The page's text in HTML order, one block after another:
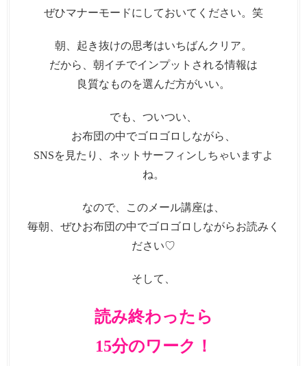
ぜひマナーモードにしておいてください。笑
朝、起き抜けの思考はいちばんクリア。
だから、朝イチでインプットされる情報は
良質なものを選んだ方がいい。
でも、ついつい、
お布団の中でゴロゴロしながら、
SNSを見たり、ネットサーフィンしちゃいますよ
ね。
なので、このメール講座は、
毎朝、ぜひお布団の中でゴロゴロしながらお読みく
ださい♡
そして、
読み終わったら
15分のワーク！